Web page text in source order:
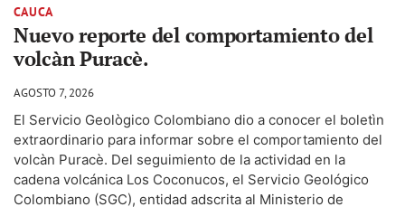
CAUCA
Nuevo reporte del comportamiento del
volcàn Puracè.
AGOSTO 7, 2026
El Servicio Geològico Colombiano dio a conocer el boletìn
extraordinario para informar sobre el comportamiento del
volcàn Puracè. Del seguimiento de la actividad en la
cadena volcánica Los Coconucos, el Servicio Geológico
Colombiano (SGC), entidad adscrita al Ministerio de